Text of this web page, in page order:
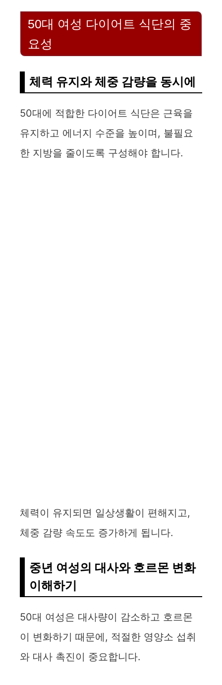
V
d
o
50대 여성 다이어트 식단의 중
요성
체력 유지와 체중 감량을 동시에
50대에 적합한 다이어트 식단은 근육을
유지하고 에너지 수준을 높이며, 불필요
한 지방을 줄이도록 구성해야 합니다.
체력이 유지되면 일상생활이 편해지고,
체중 감량 속도도 증가하게 됩니다.
중년 여성의 대사와 호르몬 변화
이해하기
50대 여성은 대사량이 감소하고 호르몬
이 변화하기 때문에, 적절한 영양소 섭취
와 대사 촉진이 중요합니다.